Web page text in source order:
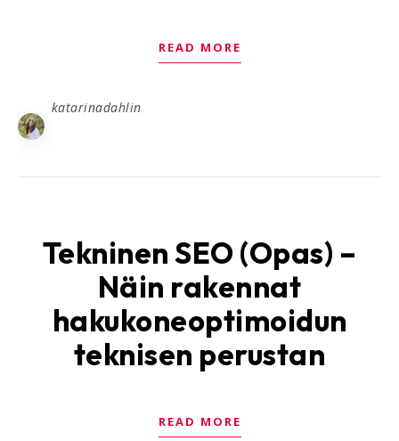
READ MORE
katarinadahlin
Tekninen SEO (Opas) –
Näin rakennat
hakukoneoptimoidun
teknisen perustan
READ MORE